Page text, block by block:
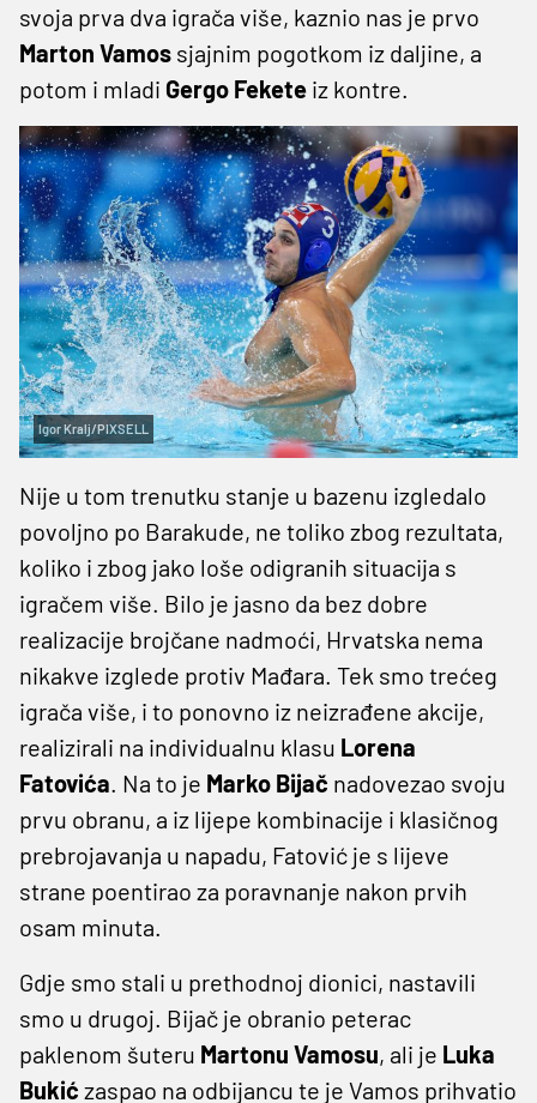
svoja prva dva igrača više, kaznio nas je prvo
Marton Vamos sjajnim pogotkom iz daljine, a
potom i mladi Gergo Fekete iz kontre.
Igor Kralj/PIXSELL
Nije u tom trenutku stanje u bazenu izgledalo
povoljno po Barakude, ne toliko zbog rezultata,
koliko i zbog jako loše odigranih situacija s
igračem više. Bilo je jasno da bez dobre
realizacije brojčane nadmoći, Hrvatska nema
nikakve izglede protiv Mađara. Tek smo trećeg
igrača više, i to ponovno iz neizrađene akcije,
realizirali na individualnu klasu Lorena
Fatovića. Na to je Marko Bijač nadovezao svoju
prvu obranu, a iz lijepe kombinacije i klasičnog
prebrojavanja u napadu, Fatović je s lijeve
strane poentirao za poravnanje nakon prvih
osam minuta.
Gdje smo stali u prethodnoj dionici, nastavili
smo u drugoj. Bijač je obranio peterac
paklenom šuteru Martonu Vamosu, ali je Luka
Bukić zaspao na odbijancu te je Vamos prihvatio